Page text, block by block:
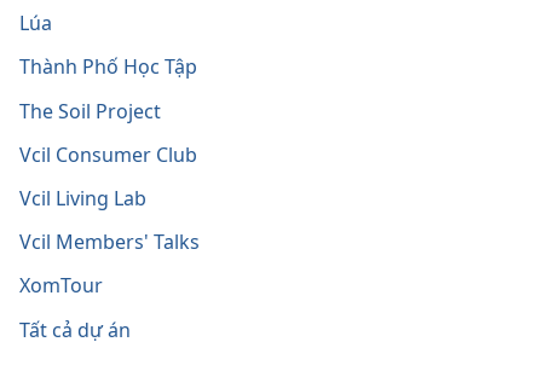
Lúa
Thành Phố Học Tập
The Soil Project
Vcil Consumer Club
Vcil Living Lab
Vcil Members' Talks
XomTour
Tất cả dự án